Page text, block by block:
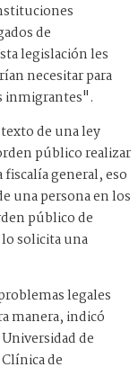
de
legislación les
necesitar para
inmigrantes".
de una ley
público realizar
general, eso
una persona en los
público de
solicita una
legales
manera, indicó
de
de